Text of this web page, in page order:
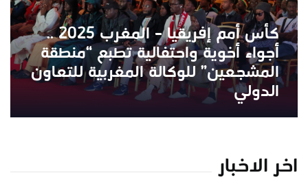
كأس أمم إفريقيا – المغرب 2025 ..
أجواء أخوية واحتفالية تطبع “منطقة
المشجعين” للوكالة المغربية للتعاون
الدولي
اخر الاخبار